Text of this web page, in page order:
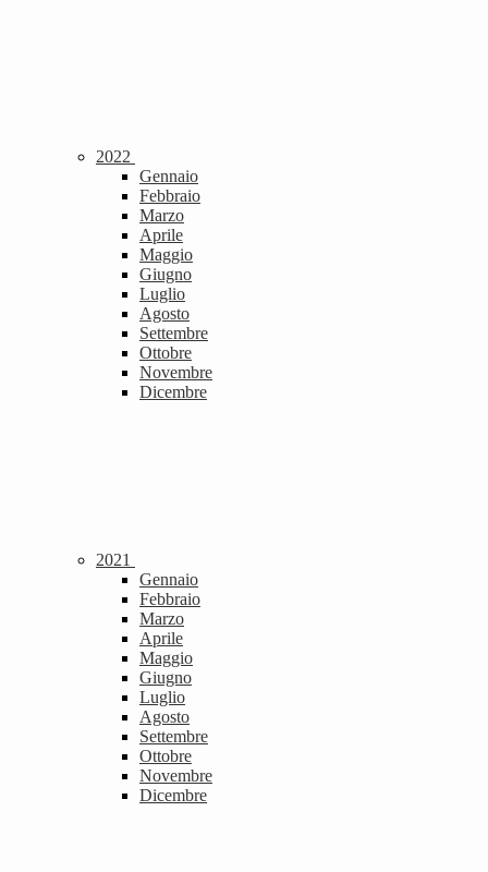
2022
Gennaio
Febbraio
Marzo
Aprile
Maggio
Giugno
Luglio
Agosto
Settembre
Ottobre
Novembre
Dicembre
2021
Gennaio
Febbraio
Marzo
Aprile
Maggio
Giugno
Luglio
Agosto
Settembre
Ottobre
Novembre
Dicembre